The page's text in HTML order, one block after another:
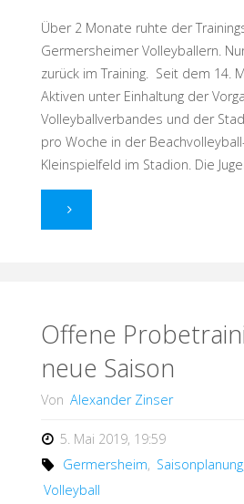
Über 2 Monate ruhte der
Germersheimer Volleyballern.
zurück im Training. Seit dem 14.
Aktiven unter Einhaltung der
Volleyballverbandes und der
pro Woche in der
Kleinspielfeld im Stadion. Die
"Back
–
Volleyballer
zurück
im
Training"
Offene
neue Saison
Von Alexander Zinser
5. Mai 2019, 19:59
Germersheim, Saisonplanung,
Volleyball